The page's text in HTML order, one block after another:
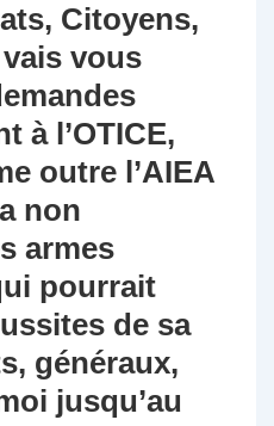
Citoyens,
vous
à l’OTICE,
outre l’AIEA
non
armes
pourrait
de sa
généraux,
jusqu’au